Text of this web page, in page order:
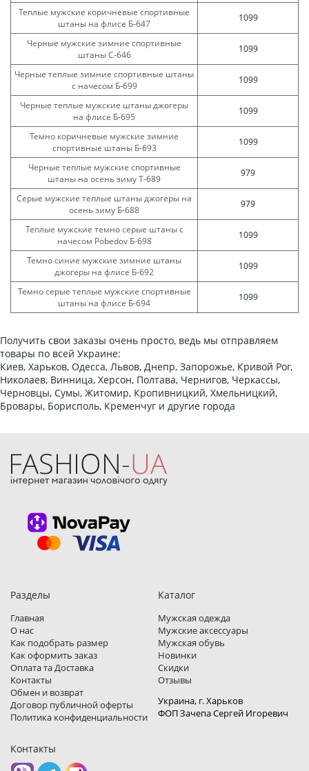
Теплые мужские коричневые спортивные
штаны на флисе Б-647
1099
Черные мужские зимние спортивные
штаны С-646
1099
Черные теплые зимние спортивные штаны
с начесом Б-699
1099
Черные теплые мужские штаны джогеры
на флисе Б-695
1099
Темно коричневые мужские зимние
спортивные штаны Б-693
1099
Черные теплые мужские спортивные
штаны на осень зиму Т-689
979
Серые мужские теплые штаны джогеры на
осень зиму Б-688
979
Теплые мужские темно серые штаны с
начесом Pobedov Б-698
1099
Темно синие мужские зимние штаны
джогеры на флисе Б-692
1099
Темно серые теплые мужские спортивные
штаны на флисе Б-694
1099
Получить свои заказы очень просто, ведь мы отправляем
товары по всей Украине:
Киев, Харьков, Одесса, Львов, Днепр, Запорожье, Кривой Рог,
Николаев, Винница, Херсон, Полтава, Чернигов, Черкассы,
Черновцы, Сумы, Житомир, Кропивницкий, Хмельницкий,
Бровары, Борисполь, Кременчуг и другие города
Разделы
Главная
О нас
Как подобрать размер
Как оформить заказ
Оплата та Доставка
Контакты
Обмен и возврат
Договор публичной оферты
Политика конфиденциальности
Каталог
Мужская одежда
Мужские аксессуары
Мужская обувь
Новинки
Скидки
Отзывы
Украина, г. Харьков
ФОП Зачепа Сергей Игоревич
Контакты